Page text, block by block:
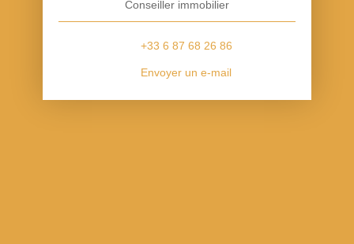
Conseiller immobilier
+33 6 87 68 26 86
Envoyer un e-mail